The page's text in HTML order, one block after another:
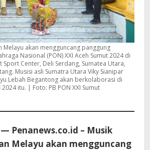
Melayu akan mengguncang panggung
Nasional (PON) XXI Aceh Sumut 2024 di
Sport Center, Deli Serdang, Sumatea Utara,
Musisi asli Sumatra Utara Viky Sianipar
Lebah Begantong akan berkolaborasi di
itu. | Foto: PB PON XXI Sumut
— Penanews.co.id – Musik
Melayu akan mengguncang